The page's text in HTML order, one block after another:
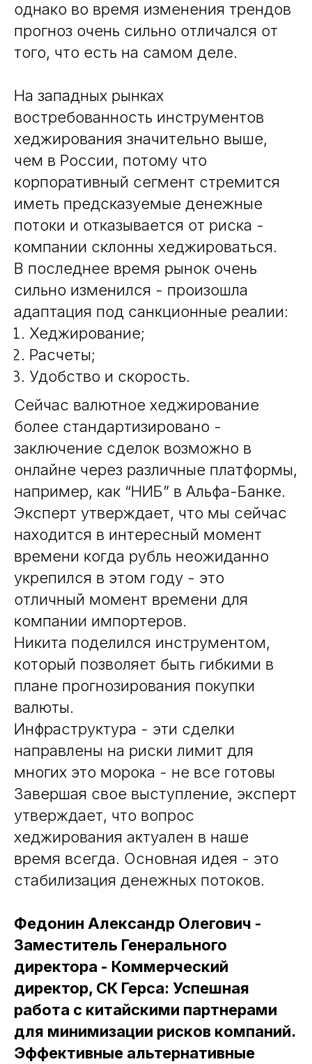
однако во время изменения трендов
прогноз очень сильно отличался от
того, что есть на самом деле.
На западных рынках
востребованность инструментов
хеджирования значительно выше,
чем в России, потому что
корпоративный сегмент стремится
иметь предсказуемые денежные
потоки и отказывается от риска -
компании склонны хеджироваться.
В последнее время рынок очень
сильно изменился - произошла
адаптация под санкционные реалии:
Хеджирование;
Расчеты;
Удобство и скорость.
Сейчас валютное хеджирование
более стандартизировано -
заключение сделок возможно в
онлайне через различные платформы,
например, как “НИБ” в Альфа-Банке.
Эксперт утверждает, что мы сейчас
находится в интересный момент
времени когда рубль неожиданно
укрепился в этом году - это
отличный момент времени для
компании импортеров.
Никита поделился инструментом,
который позволяет быть гибкими в
плане прогнозирования покупки
валюты.
Инфраструктура - эти сделки
направлены на риски лимит для
многих это морока - не все готовы
Завершая свое выступление, эксперт
утверждает, что вопрос
хеджирования актуален в наше
время всегда. Основная идея - это
стабилизация денежных потоков.
Федонин Александр Олегович -
Заместитель Генерального
директора - Коммерческий
директор, СК Герса: Успешная
работа с китайскими партнерами
для минимизации рисков компаний.
Эффективные альтернативные